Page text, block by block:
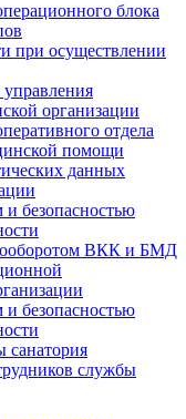
блока
при осуществлении
организации
отдела
помощи
данных
и безопасностью
ВКК и БМД
и безопасностью
санатория
службы